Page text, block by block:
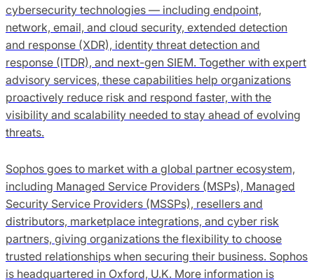
cybersecurity technologies — including endpoint,
network, email, and cloud security, extended detection
and response (XDR), identity threat detection and
response (ITDR), and next-gen SIEM. Together with expert
advisory services, these capabilities help organizations
proactively reduce risk and respond faster, with the
visibility and scalability needed to stay ahead of evolving
threats.
Sophos goes to market with a global partner ecosystem,
including Managed Service Providers (MSPs), Managed
Security Service Providers (MSSPs), resellers and
distributors, marketplace integrations, and cyber risk
partners, giving organizations the flexibility to choose
trusted relationships when securing their business. Sophos
is headquartered in Oxford, U.K. More information is